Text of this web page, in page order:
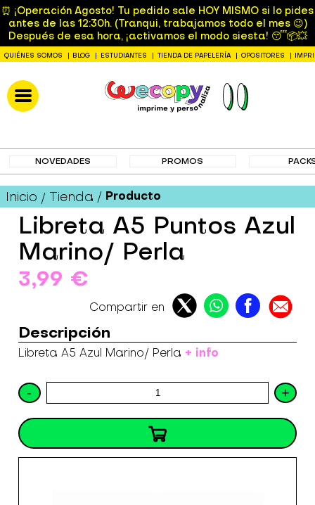
⏰ ¡Operación Agosto! Tu pedido sale HOY MISMO si lo pides
antes de las 12:30h. (Tranqui, trabajamos todo el mes 😉)
Después de esa hora, ¡activamos el modo siesta! 😴📦💥
QUIÉNES SOMOS BLOG ESTUDIANTES TIENDA DE PAPELERÍA OPOSITORES
NOVEDADES PROMOS
Inicio Tienda Producto
Libreta A5 Puntos Azul
Marino/ Perla
3,99 €
Compartir en
Descripción
Libreta A5 Azul Marino/ Perla + info
- +